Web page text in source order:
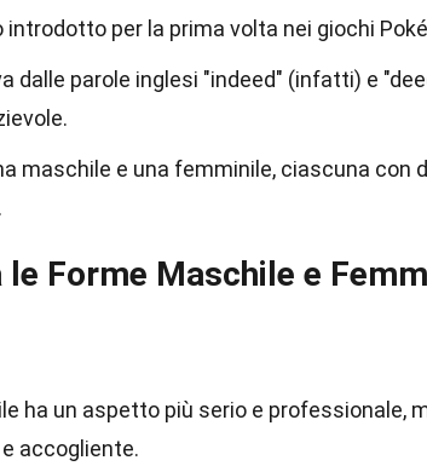
per la prima volta nei giochi
dalle parole inglesi "indeed" (infatti) e
maschile e una femminile, ciascuna con
Forme Maschile e
ha un aspetto più serio e professionale,
accogliente.